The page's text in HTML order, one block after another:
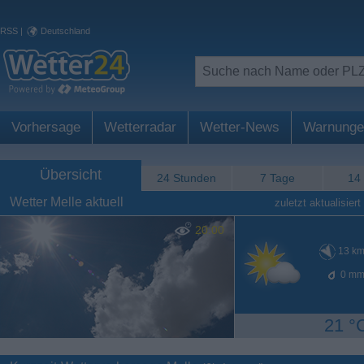
RSS | Deutschland
Vorhersage Wetterradar Wetter-News
Übersicht 24 Stunden 7 Tage 14
Wetter Melle aktuell zuletzt aktualisiert
20:00
13
0
21